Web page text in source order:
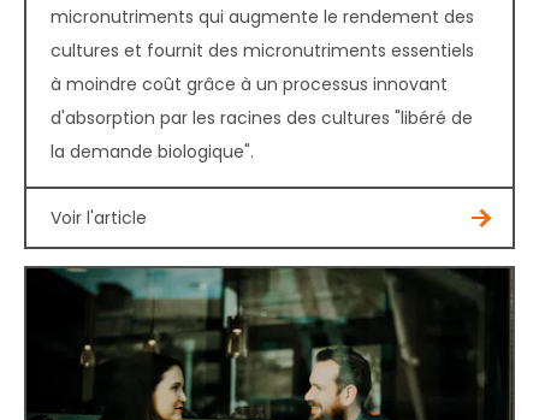
micronutriments qui augmente le rendement des
cultures et fournit des micronutriments essentiels
à moindre coût grâce à un processus innovant
d'absorption par les racines des cultures "libéré de
la demande biologique".
Voir l'article